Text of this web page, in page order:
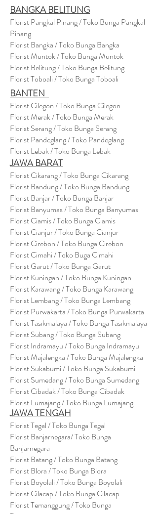
BANGKA BELITUNG
Florist Pangkal Pinang / Toko Bunga Pangkal
Pinang
Florist Bangka / Toko Bunga Bangka
Florist Muntok / Toko Bunga Muntok
Florist Belitung / Toko Bunga Belitung
Florist Toboali / Toko Bunga Toboali
BANTEN
Florist Cilegon / Toko Bunga Cilegon
Florist Merak / Toko Bunga Merak
Florist Serang / Toko Bunga Serang
Florist Pandeglang / Toko Pandeglang
Florist Lebak / Toko Bunga Lebak
JAWA BARAT
Florist Cikarang/ Toko Bunga Cikarang
Florist Bandung / Toko Bunga Bandung
Florist Banjar / Toko Bunga Banjar
Florist Banyumas / Toko Bunga Banyumas
Florist Ciamis / Toko Bunga Ciamis
Florist Cianjur / Toko Bunga Cianjur
Florist Cirebon / Toko Bunga Cirebon
Florist Cimahi / Toko Buga Cimahi
Florist Garut / Toko Bunga Garut
Florist Kuningan / Toko Bunga Kuningan
Florist Karawang / Toko Bunga Karawang
Florist Lembang / Toko Bunga Lembang
Florist Purwakarta / Toko Bunga Purwakarta
Florist Tasikmalaya / Toko Bunga Tasikmalaya
Florist Subang / Toko Bunga Subang
Florist Indramayu / Toko Bunga Indramayu
Florist Majalengka / Toko Bunga Majalengka
Florist Sukabumi / Toko Bunga Sukabumi
Florist Sumedang / Toko Bunga Sumedang
Florist Cibadak / Toko Bunga Cibadak
Florist Lumajang / Toko Bunga Lumajang
JAWA TENGAH
Florist Tegal / Toko Bunga Tegal
Florist Banjarnegara/ Toko Bunga
Banjarnegara
Florist Batang / Toko Bunga Batang
Florist Blora / Toko Bunga Blora
Florist Boyolali / Toko Bunga Boyolali
Florist Cilacap / Toko Bunga Cilacap
Florist Temanggung / Toko Bunga